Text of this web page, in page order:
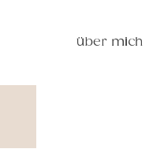
über mich